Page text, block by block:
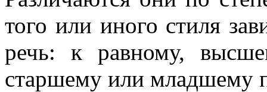
того или иного стиля
речь: к равному,
старшему или младшему